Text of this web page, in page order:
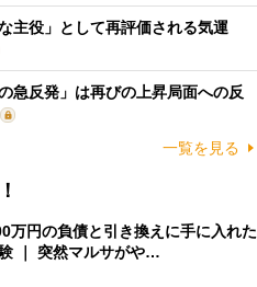
主役」として再評価される気運
急反発」は再びの上昇局面への反
一覧を見る
万円の負債と引き換えに手に入れた
｜ 突然マルサがや…